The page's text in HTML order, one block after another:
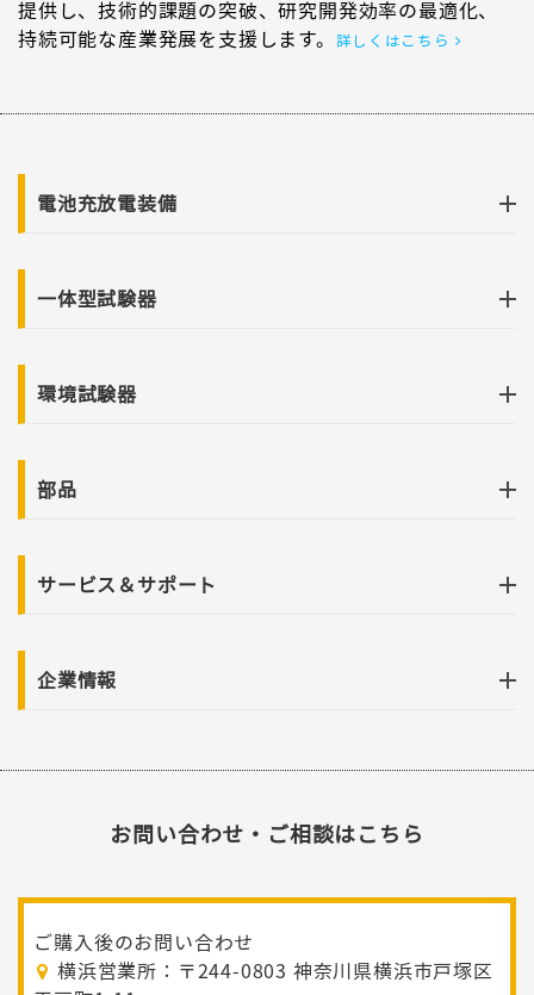
提供し、技術的課題の突破、研究開発効率の最適化、
持続可能な産業発展を支援します。
詳しくはこちら
電池充放電装備
一体型試験器
環境試験器
部品
サービス＆サポート
企業情報
お問い合わせ・ご相談はこちら
ご購入後のお問い合わせ
横浜営業所：〒244-0803 神奈川県横浜市戸塚区